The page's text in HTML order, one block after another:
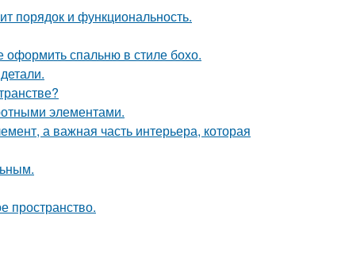
порядок и функциональность.
оформить спальню в стиле бохо.
элементами.
а важная часть интерьера, которая
пространство.